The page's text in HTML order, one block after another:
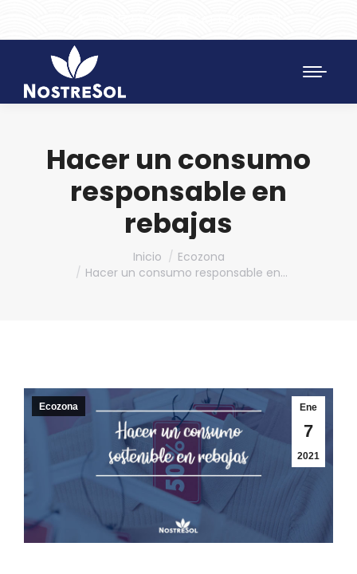
Hacer un consumo
responsable en
rebajas
Inicio
Ecozona
Hacer un consumo responsable en…
Ene
7
2021
Ecozona